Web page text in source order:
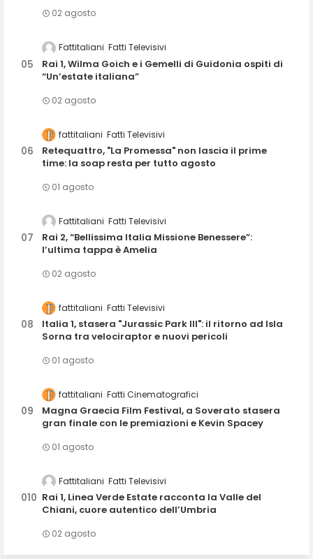
02 agosto
Fattitaliani Fatti Televisivi
Rai 1, Wilma Goich e i Gemelli di Guidonia ospiti di
“Un’estate italiana”
02 agosto
fattitaliani Fatti Televisivi
Retequattro, "La Promessa" non lascia il prime
time: la soap resta per tutto agosto
01 agosto
Fattitaliani Fatti Televisivi
Rai 2, “Bellissima Italia Missione Benessere”:
l’ultima tappa è Amelia
02 agosto
fattitaliani Fatti Televisivi
Italia 1, stasera "Jurassic Park III": il ritorno ad Isla
Sorna tra velociraptor e nuovi pericoli
01 agosto
fattitaliani Fatti Cinematografici
Magna Graecia Film Festival, a Soverato stasera
gran finale con le premiazioni e Kevin Spacey
01 agosto
Fattitaliani Fatti Televisivi
Rai 1, Linea Verde Estate racconta la Valle del
Chiani, cuore autentico dell’Umbria
02 agosto